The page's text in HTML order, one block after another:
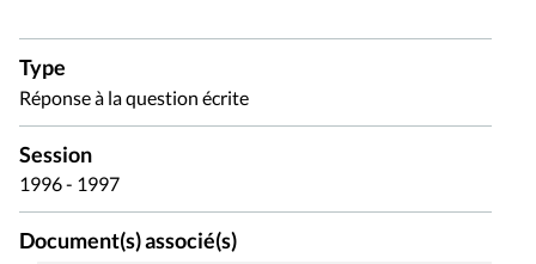
Type
Réponse à la question écrite
Session
1996 - 1997
Document(s) associé(s)